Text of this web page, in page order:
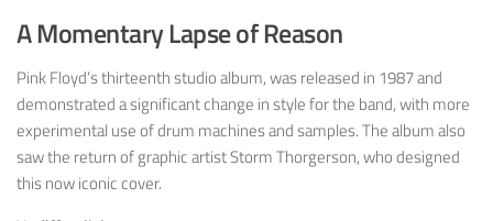
A Momentary Lapse of Reason
Pink Floyd’s thirteenth studio album, was released in 1987 and
demonstrated a significant change in style for the band, with more
experimental use of drum machines and samples. The album also
saw the return of graphic artist Storm Thorgerson, who designed
this now iconic cover.